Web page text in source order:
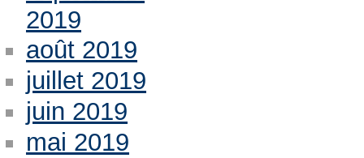
2019
août 2019
juillet 2019
juin 2019
mai 2019